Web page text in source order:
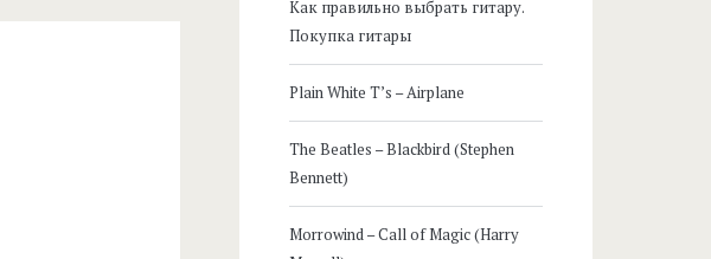
панель
Как правильно выбрать гитару.
Покупка гитары
Plain White T’s – Airplane
The Beatles – Blackbird (Stephen
Bennett)
Morrowind – Call of Magic (Harry